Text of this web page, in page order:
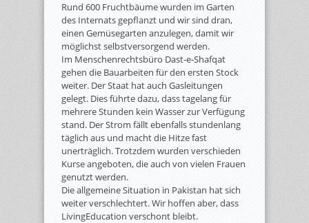
Rund 600 Fruchtbäume wurden im Garten
des Internats gepflanzt und wir sind dran,
einen Gemüsegarten anzulegen, damit wir
möglichst selbstversorgend werden.
Im Menschenrechtsbüro Dast-e-Shafqat
gehen die Bauarbeiten für den ersten Stock
weiter. Der Staat hat auch Gasleitungen
gelegt. Dies führte dazu, dass tagelang für
mehrere Stunden kein Wasser zur Verfügung
stand. Der Strom fällt ebenfalls stundenlang
täglich aus und macht die Hitze fast
unerträglich. Trotzdem wurden verschieden
Kurse angeboten, die auch von vielen Frauen
genutzt werden.
Die allgemeine Situation in Pakistan hat sich
weiter verschlechtert. Wir hoffen aber, dass
LivingEducation verschont bleibt.